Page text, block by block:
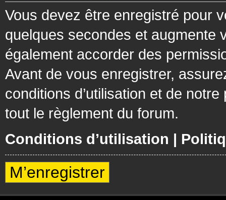
Vous devez être enregistré pour
quelques secondes et augmente
également accorder des
Avant de vous enregistrer,
conditions d’utilisation et de
tout le règlement du forum.
Conditions d’utilisation |
M’enregistrer